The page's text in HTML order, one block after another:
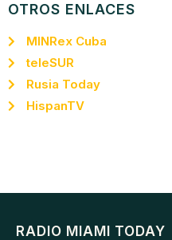
OTROS ENLACES
MINRex Cuba
teleSUR
Rusia Today
HispanTV
RADIO MIAMI TODAY